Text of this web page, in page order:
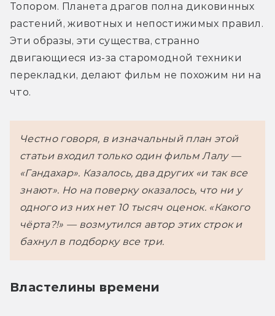
Топором. Планета драгов полна диковинных
растений, животных и непостижимых правил.
Эти образы, эти существа, странно
двигающиеся из-за старомодной техники
перекладки, делают фильм не похожим ни на
что.
Честно говоря, в изначальный план этой
статьи входил только один фильм Лалу —
«Гандахар». Казалось, два других «и так все
знают». Но на поверку оказалось, что ни у
одного из них нет 10 тысяч оценок. «Какого
чёрта?!» — возмутился автор этих строк и
бахнул в подборку все три.
Властелины времени